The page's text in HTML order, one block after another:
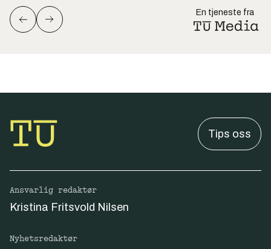
En tjeneste fra
Tips oss
Ansvarlig redaktør
Kristina Fritsvold Nilsen
Nyhetsredaktør